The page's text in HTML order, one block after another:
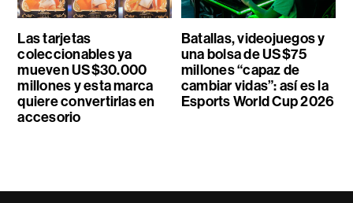
Las tarjetas
coleccionables ya
mueven US$30.000
millones y esta marca
quiere convertirlas en
accesorio
Batallas, videojuegos y
una bolsa de US$75
millones “capaz de
cambiar vidas”: así es la
Esports World Cup 2026